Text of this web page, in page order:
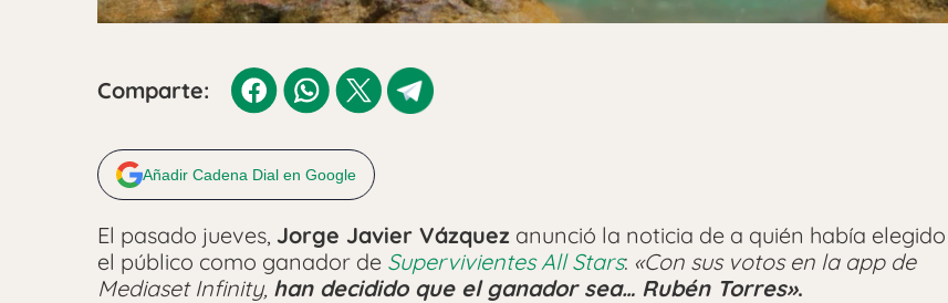
Comparte:
Añadir Cadena Dial en Google
El pasado jueves, Jorge Javier Vázquez anunció la noticia de a quién había elegido
el público como ganador de Supervivientes All Stars: «Con sus votos en la app de
Mediaset Infinity, han decidido que el ganador sea… Rubén Torres».